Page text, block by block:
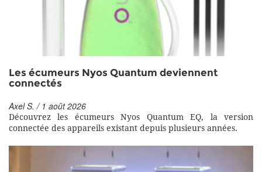
Les écumeurs Nyos Quantum deviennent
connectés
Axel S. / 1 août 2026
Découvrez les écumeurs Nyos Quantum EQ, la version
connectée des appareils existant depuis plusieurs années.